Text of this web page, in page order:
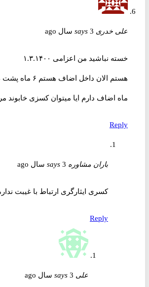
علی خدری says 3 سال ago
خسته نباشید من اعزامی ۱.۳.۱۴۰۰
ماه اضاف دارم ایا میتوان کسزی خابوند مرسی
Reply
باران مشاوره says 3 سال ago
کسری ایثارگری ارتباط با غیبت نداره
Reply
علی says 3 سال ago